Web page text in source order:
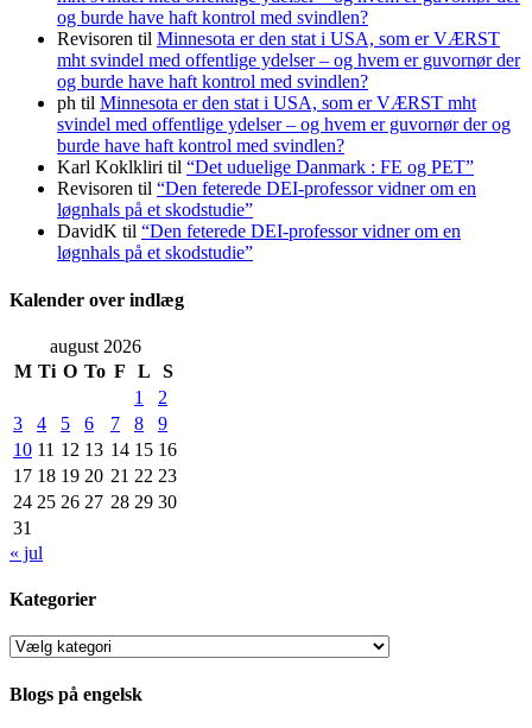
og burde have haft kontrol med svindlen?
Revisoren til Minnesota er den stat i USA, som er VÆRST
mht svindel med offentlige ydelser – og hvem er guvornør der
og burde have haft kontrol med svindlen?
ph til Minnesota er den stat i USA, som er VÆRST mht
svindel med offentlige ydelser – og hvem er guvornør der og
burde have haft kontrol med svindlen?
Karl Koklkliri til “Det uduelige Danmark : FE og PET”
Revisoren til “Den feterede DEI-professor vidner om en
løgnhals på et skodstudie”
DavidK til “Den feterede DEI-professor vidner om en
løgnhals på et skodstudie”
Kalender over indlæg
august 2026
M Ti O To F L
S
1
2
3
4 5 6 7 8
9
10 11 12 13 14 15 16
17 18 19 20 21 22 23
24 25 26 27 28 29 30
31
« jul
Kategorier
Kategorier
Blogs på engelsk